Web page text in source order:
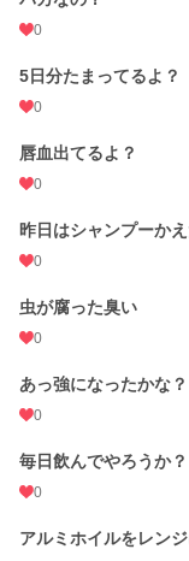
0
5日分たまってるよ？
0
唇血出てるよ？
0
昨日はシャンプーか
0
虫が腐った臭い
0
あっ強になったかな？
0
毎日飲んでやろうか？
0
アルミホイルをレン